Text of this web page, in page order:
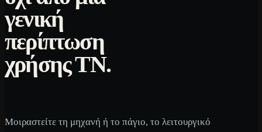
γενική
περίπτωση
χρήσης ΤΝ.
Μοιραστείτε τη μηχανή ή το πάγιο, το λειτουργικό